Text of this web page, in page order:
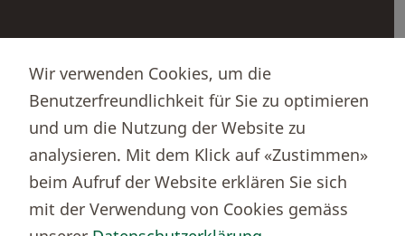
Börsenportal Yourmoney
Thurgauer Kantonalbank
Bankenclearingnr.
784
Wir verwenden Cookies, um die
Benutzerfreundlichkeit für Sie zu optimieren
und um die Nutzung der Website zu
analysieren. Mit dem Klick auf «Zustimmen»
beim Aufruf der Website erklären Sie sich
mit der Verwendung von Cookies gemäss